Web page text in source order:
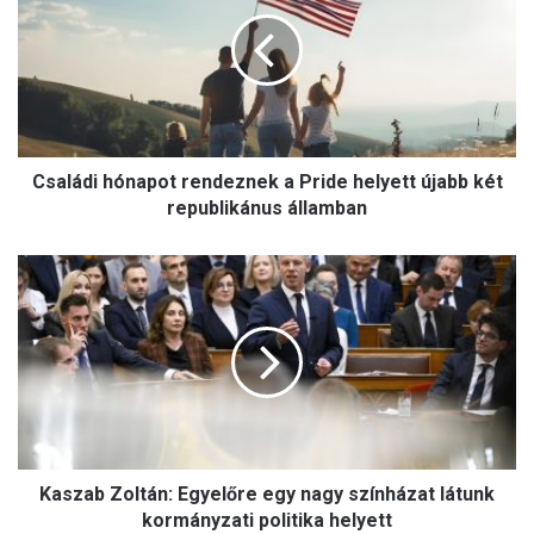
a
l
d
h
ó
o
t
r
d
Családi hónapot rendeznek a Pride helyett újabb két
republikánus államban
K
a
z
a
l
Kaszab Zoltán: Egyelőre egy nagy színházat látunk
kormányzati politika helyett